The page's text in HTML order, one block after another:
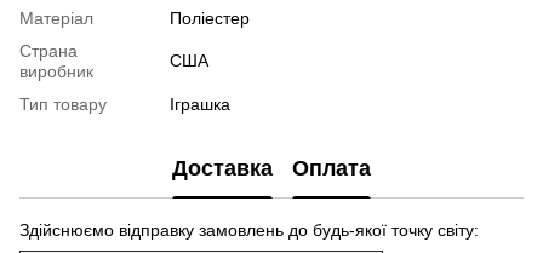
Матеріал
Поліестер
Страна
виробник
США
Тип товару Іграшка
Доставка Оплата
Здійснюємо відправку замовлень до будь-якої точку світу: